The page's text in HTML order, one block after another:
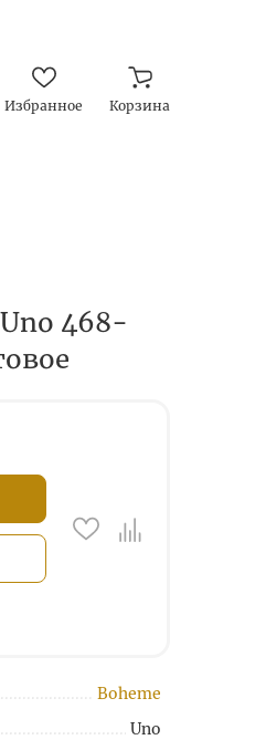
Избранное Корзина
468-
Boheme
Uno